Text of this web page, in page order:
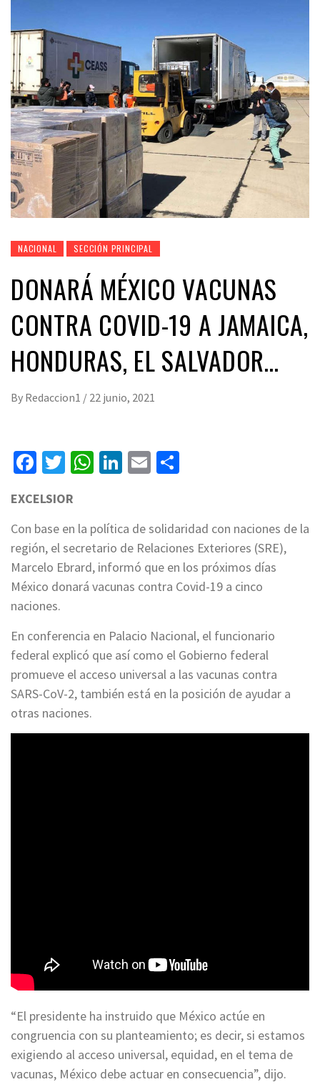
NACIONAL SECCIÓN PRINCIPAL
DONARÁ MÉXICO VACUNAS
CONTRA COVID-19 A JAMAICA,
HONDURAS, EL SALVADOR…
By Redaccion1 / 22 junio, 2021
Facebook
Twitter
WhatsApp
LinkedIn
Email
EXCELSIOR
Con base en la política de solidaridad con naciones de la
región, el secretario de Relaciones Exteriores (SRE),
Marcelo Ebrard, informó que en los próximos días
México donará vacunas contra Covid-19 a cinco
naciones.
En conferencia en Palacio Nacional, el funcionario
federal explicó que así como el Gobierno federal
promueve el acceso universal a las vacunas contra
SARS-CoV-2, también está en la posición de ayudar a
otras naciones.
“El presidente ha instruido que México actúe en
congruencia con su planteamiento; es decir, si estamos
exigiendo al acceso universal, equidad, en el tema de
vacunas, México debe actuar en consecuencia”, dijo.